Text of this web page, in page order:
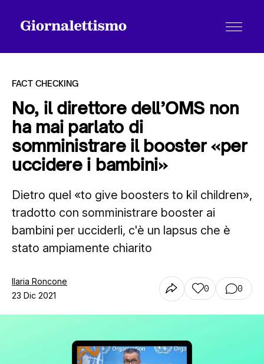
Tutti gli articoli
Contatti
FACT CHECKING
No, il direttore dell’OMS non
ha mai parlato di
somministrare il booster «per
uccidere i bambini»
Dietro quel «to give boosters to kil children»,
tradotto con somministrare booster ai
bambini per ucciderli, c'è un lapsus che è
stato ampiamente chiarito
Ilaria Roncone
23 Dic 2021
0 0